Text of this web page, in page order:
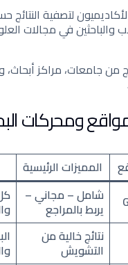
لتصفية النتائج
والباحثين في مجالات
من جامعات، مراكز
ومحركات
المميزات الرئيسية
شامل – مجاني –
يربط بالمراجع
نتائج خالية من
التشويش